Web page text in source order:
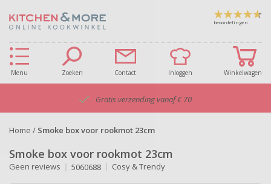
beoordelingen
Menu Zoeken Contact Inloggen Winkelwagen
Gratis verzending vanaf € 70
Home / Smoke box voor rookmot 23cm
Smoke box voor rookmot 23cm
Geen reviews 5060688 Cosy & Trendy